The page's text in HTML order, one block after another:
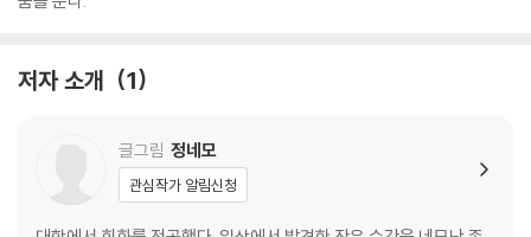
저자 소개 1
글그림 정네모
관심작가 알림신청